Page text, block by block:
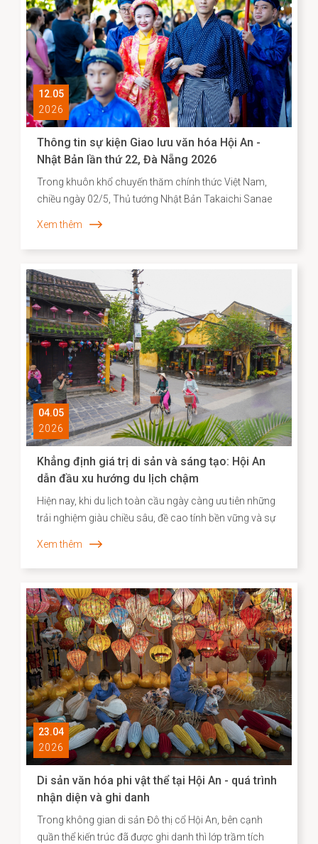
12.05
2026
Thông tin sự kiện Giao lưu văn hóa Hội An -
Nhật Bản lần thứ 22, Đà Nẵng 2026
Trong khuôn khổ chuyến thăm chính thức Việt Nam,
chiều ngày 02/5, Thủ tướng Nhật Bản Takaichi Sanae
Sanae đã bày tỏ mong muốn được thăm Di sản văn
hóa thế giới Hội An, để bước đi trên những con đường
mà cộng đồng người Nhật ở đó từng đi qua. Nơi có di
tích Chùa Cầu vừa được hoàn thành trùng tu với sự hợp
tác của Nhật Bản - là minh chứng cho hơn 400 năm
lịch sử giao thương năng động giữa hai dân tộc trên
những vùng biển tự do.
Xem thêm
04.05
2026
Khẳng định giá trị di sản và sáng tạo: Hội An
dẫn đầu xu hướng du lịch chậm
Hiện nay, khi du lịch toàn cầu ngày càng ưu tiên những
trải nghiệm giàu chiều sâu, đề cao tính bền vững và sự
châu Á. Việc Hội An vươn lên vị trí dẫn đầu không chỉ
phản ánh sức hút đặc biệt của một đô thị di sản, mà
còn cho thấy hiệu quả của định hướng bảo tồn gắn liền
với phát huy giá trị văn hóa theo hướng sáng tạo và bền
vững.
Xem thêm
23.04
2026
Di sản văn hóa phi vật thể tại Hội An - quá trình
nhận diện và ghi danh
Trong không gian di sản Đô thị cổ Hội An, bên cạnh
quần thể kiến trúc đã được ghi danh thì lớp trầm tích